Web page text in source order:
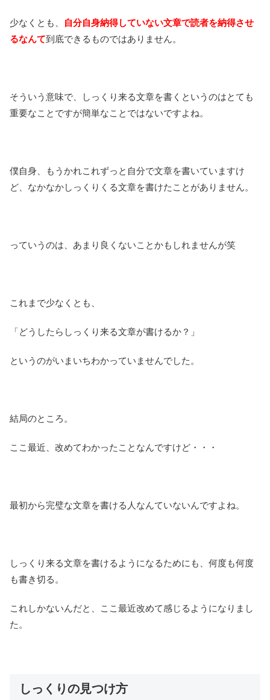
少なくとも、
自分自身納得していない文章で読者を納得させ
るなんて到底できるものではありません。
そういう意味で、しっくり来る文章を書くというのはとても
重要なことですが簡単なことではないですよね。
僕自身、もうかれこれずっと自分で文章を書いていますけ
ど、なかなかしっくりくる文章を書けたことがありません。
っていうのは、あまり良くないことかもしれませんが笑
これまで少なくとも、
「どうしたらしっくり来る文章が書けるか？」
というのがいまいちわかっていませんでした。
結局のところ。
ここ最近、改めてわかったことなんですけど・・・
最初から完璧な文章を書ける人なんていないんですよね。
しっくり来る文章を書けるようになるためにも、何度も何度
も書き切る。
これしかないんだと、ここ最近改めて感じるようになりまし
た。
しっくりの見つけ方